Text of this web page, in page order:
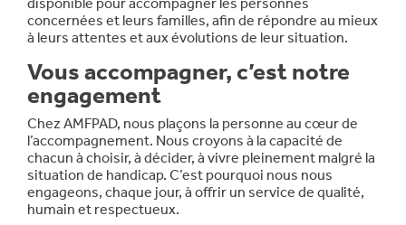
concernées et leurs familles, afin de répondre au mieux
à leurs attentes et aux évolutions de leur situation.
Vous accompagner, c’est notre
engagement
Chez AMFPAD, nous plaçons la personne au cœur de
l’accompagnement. Nous croyons à la capacité de
chacun à choisir, à décider, à vivre pleinement malgré la
situation de handicap. C’est pourquoi nous nous
engageons, chaque jour, à offrir un service de qualité,
humain et respectueux.